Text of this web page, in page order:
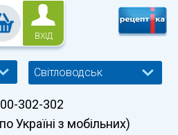
ВХІД
Світловодськ
302-302
Україні з мобільних)